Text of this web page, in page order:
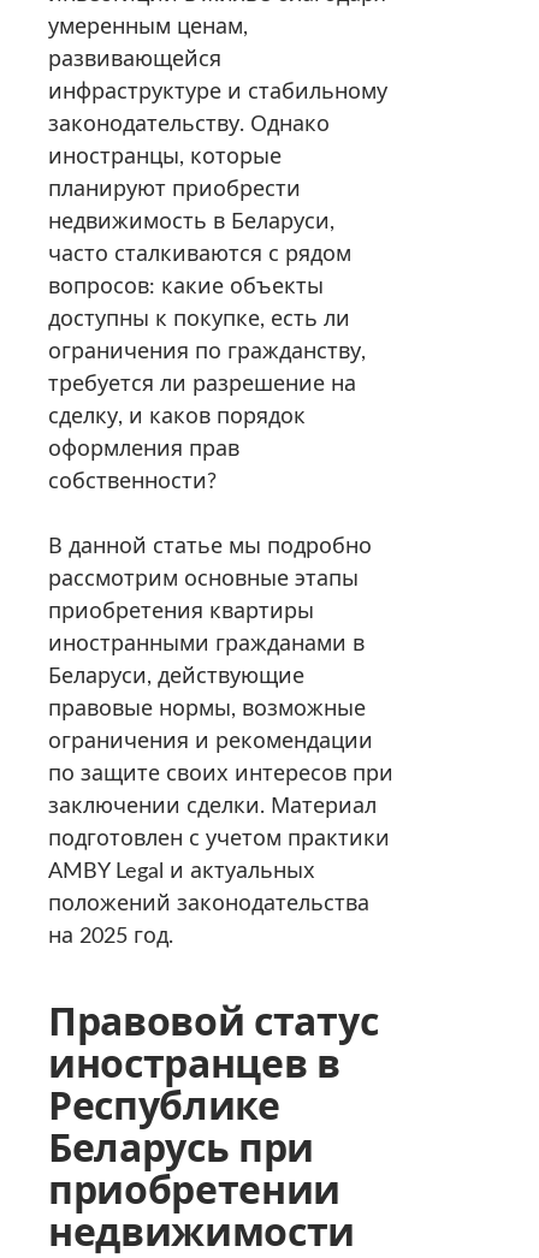
умеренным ценам,
развивающейся
инфраструктуре и стабильному
законодательству. Однако
иностранцы, которые
планируют приобрести
недвижимость в Беларуси,
часто сталкиваются с рядом
вопросов: какие объекты
доступны к покупке, есть ли
ограничения по гражданству,
требуется ли разрешение на
сделку, и каков порядок
оформления прав
собственности?
В данной статье мы подробно
рассмотрим основные этапы
приобретения квартиры
иностранными гражданами в
Беларуси, действующие
правовые нормы, возможные
ограничения и рекомендации
по защите своих интересов при
заключении сделки. Материал
подготовлен с учетом практики
AMBY Legal и актуальных
положений законодательства
на 2025 год.
Правовой статус
иностранцев в
Республике
Беларусь при
приобретении
недвижимости